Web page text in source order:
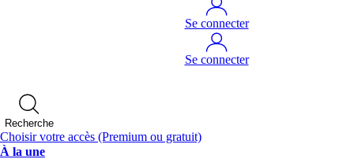
Se connecter
Se connecter
Recherche
Choisir votre accès (Premium ou gratuit)
À la une